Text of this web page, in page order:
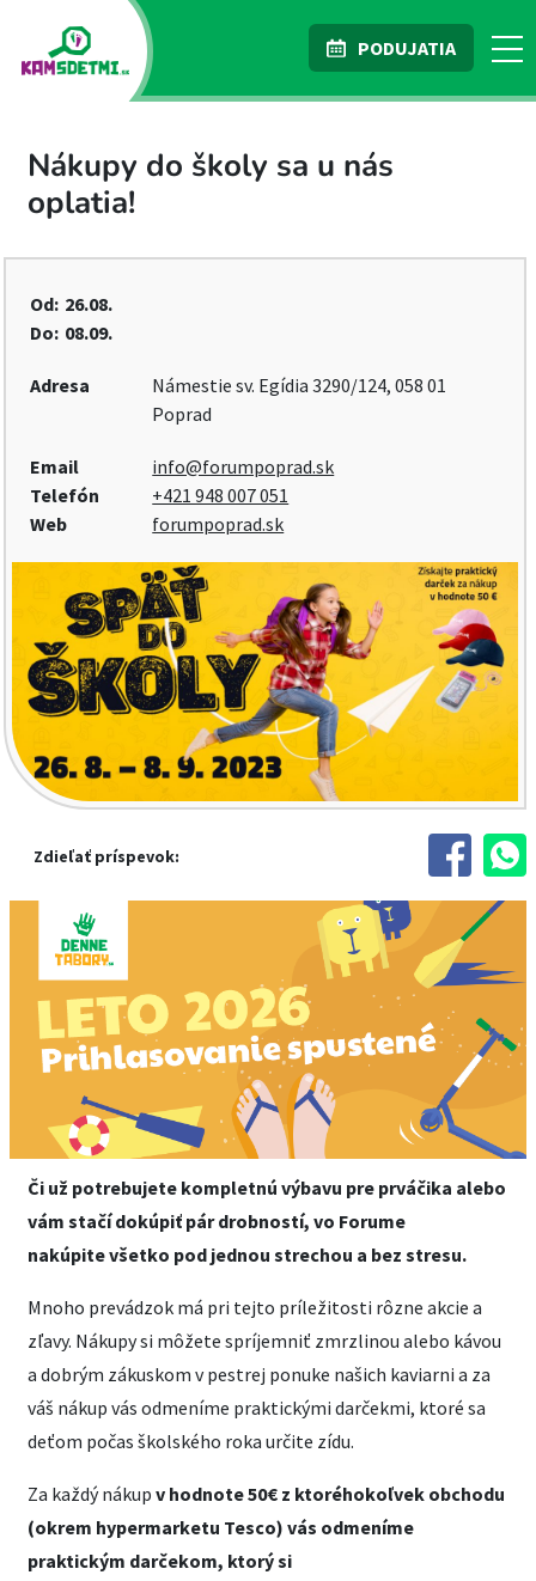
PODUJATIA
Nákupy do školy sa u nás
oplatia!
Od: 26.08.
Do: 08.09.
Adresa
Námestie sv. Egídia 3290/124, 058 01
Poprad
Email
info@forumpoprad.sk
Telefón
+421 948 007 051
Web
forumpoprad.sk
Zdieľať príspevok:
Či už potrebujete kompletnú výbavu pre prváčika alebo
vám stačí dokúpiť pár drobností, vo Forume
nakúpite všetko pod jednou strechou a bez stresu.
Mnoho prevádzok má pri tejto príležitosti rôzne akcie a
zľavy. Nákupy si môžete spríjemniť zmrzlinou alebo kávou
a dobrým zákuskom v pestrej ponuke našich kaviarni a za
váš nákup vás odmeníme praktickými darčekmi, ktoré sa
deťom počas školského roka určite zídu.
Za každý nákup v hodnote 50€ z ktoréhokoľvek obchodu
(okrem hypermarketu Tesco) vás odmeníme
praktickým darčekom, ktorý si